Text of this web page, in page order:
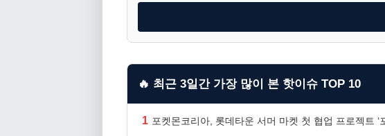
🔥 최근 3일간 가장 많이 본 핫이슈 TOP 10
1 포켓몬코리아, 롯데타운 서머 마켓 첫 협업 프로젝트 ‘